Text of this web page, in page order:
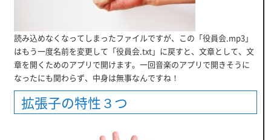
読み込めなくなってしまったファイルですが、この「役員会.mp3」
はもう一度名前を変更して「役員会.txt」に戻すと、文章として、文
章を開くためのアプリで開けます。一回音楽のアプリで開きそうに
なったにも関わらず、中身は無事なんですね！
拡張子の特性３つ